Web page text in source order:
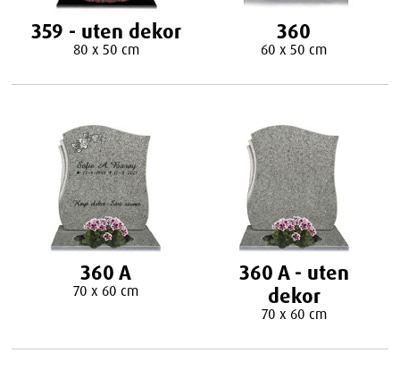
359 - uten dekor
80 x 50 cm
360
60 x 50 cm
360 A
70 x 60 cm
360 A - uten
dekor
70 x 60 cm